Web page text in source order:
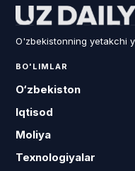
O'zbekistonning yetakchi
BO'LIMLAR
O‘zbekiston
Iqtisod
Moliya
Texnologiyalar